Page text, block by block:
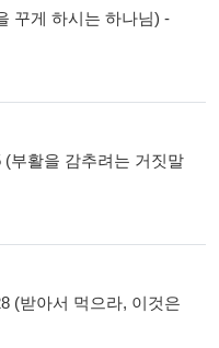
꾸게 하시는 하나님) -
(부활을 감추려는 거짓말
(받아서 먹으라, 이것은